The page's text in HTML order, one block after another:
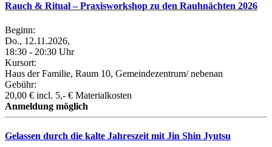
Rauch & Ritual – Praxisworkshop zu den Rauhnächten 2026
Beginn:
Do., 12.11.2026,
18:30 - 20:30 Uhr
Kursort:
Haus der Familie, Raum 10, Gemeindezentrum/ nebenan
Gebühr:
20,00 € incl. 5,- € Materialkosten
Anmeldung möglich
Gelassen durch die kalte Jahreszeit mit Jin Shin Jyutsu